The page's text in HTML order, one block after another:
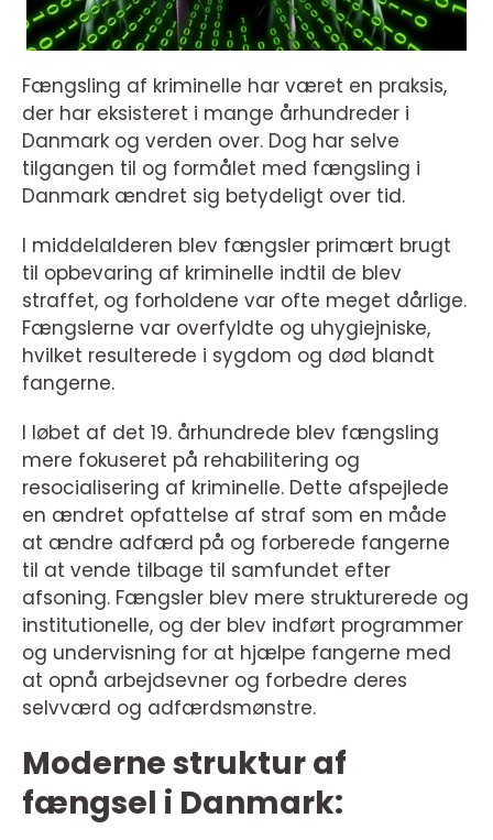
Fængsling af kriminelle har været en praksis,
der har eksisteret i mange århundreder i
Danmark og verden over. Dog har selve
tilgangen til og formålet med fængsling i
Danmark ændret sig betydeligt over tid.
I middelalderen blev fængsler primært brugt
til opbevaring af kriminelle indtil de blev
straffet, og forholdene var ofte meget dårlige.
Fængslerne var overfyldte og uhygiejniske,
hvilket resulterede i sygdom og død blandt
fangerne.
I løbet af det 19. århundrede blev fængsling
mere fokuseret på rehabilitering og
resocialisering af kriminelle. Dette afspejlede
en ændret opfattelse af straf som en måde
at ændre adfærd på og forberede fangerne
til at vende tilbage til samfundet efter
afsoning. Fængsler blev mere strukturerede og
institutionelle, og der blev indført programmer
og undervisning for at hjælpe fangerne med
at opnå arbejdsevner og forbedre deres
selvværd og adfærdsmønstre.
Moderne struktur af
fængsel i Danmark: